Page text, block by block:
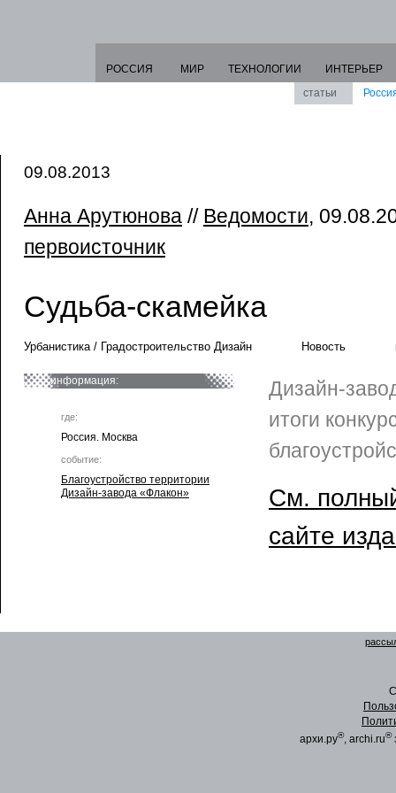
РОССИЯ МИР ТЕХНОЛОГИИ
ИНТЕРЬЕР
статьи
09.08.2013
Анна Арутюнова // Ведомости,
первоисточник
Судьба-скамейка
Урбанистика / Градостроительство Дизайн Новость
информация:
где:
Россия. Москва
событие:
Благоустройство территории
Дизайн-завода «Флакон»
Дизайн-
итоги
См.
сайте
архи.ру®, archi.ru®